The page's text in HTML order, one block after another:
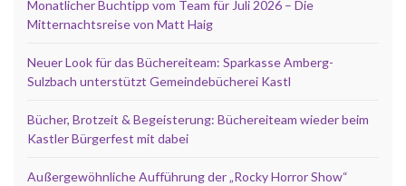
Monatlicher Buchtipp vom Team für Juli 2026 – Die
Mitternachtsreise von Matt Haig
Neuer Look für das Büchereiteam: Sparkasse Amberg-
Sulzbach unterstützt Gemeindebücherei Kastl
Bücher, Brotzeit & Begeisterung: Büchereiteam wieder beim
Kastler Bürgerfest mit dabei
Außergewöhnliche Aufführung der „Rocky Horror Show“